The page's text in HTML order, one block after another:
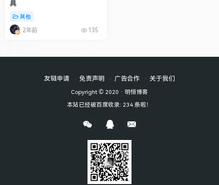
具
其他
2年前 135
友链申请 免责声明 广告合作 关于我们
Copyright © 2020 · 明恒博客
本站已经被百度收录: 234 条啦！